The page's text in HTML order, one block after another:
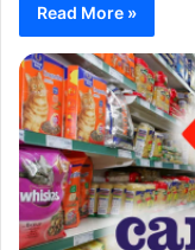
Read More »